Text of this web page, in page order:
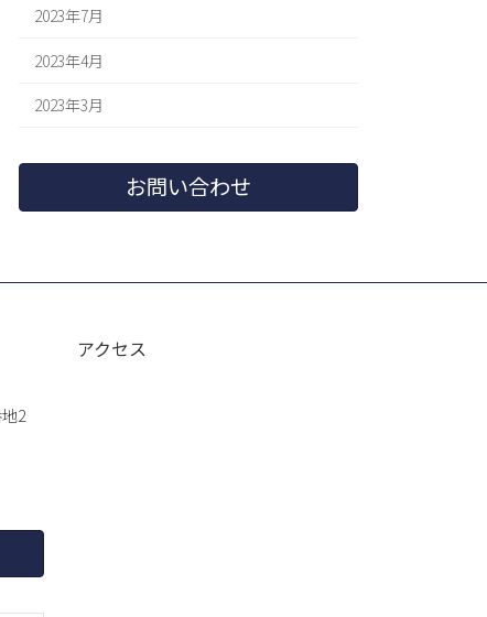
2023年7月
2023年4月
2023年3月
お問い合わせ
2
アクセス